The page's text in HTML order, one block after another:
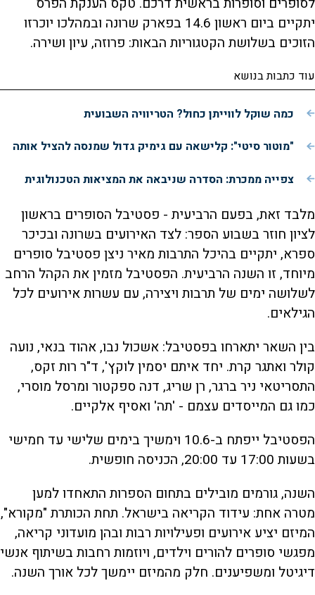
יתקיים ביום ראשון 14.6 בפארק שרונה ובמהלכו יוכרזו
הזוכים בשלושת הקטגוריות הבאות: פרוזה, עיון ושירה.
עוד כתבות בנושא
כמה שוקל לווייתן כחול? הטריוויה השבועית
"מוטור סיטי": קלישאה עם גימיק גדול שמנסה להציל אותה
צפייה ממכרת: הסדרה שניבאה את המציאות הטכנולוגית
מלבד זאת, בפעם הרביעית - פסטיבל הסופרים בראשון
לציון חוזר בשבוע הספר: לצד האירועים בשרונה ובכיכר
ספרא, יתקיים בהיכל התרבות מאיר ניצן פסטיבל סופרים
מיוחד, זו השנה הרביעית. הפסטיבל מזמין את הקהל הרחב
לשלושה ימים של תרבות ויצירה, עם עשרות אירועים לכל
הגילאים.
בין השאר יתארחו בפסטיבל: אשכול נבו, אהוד בנאי, נועה
קולר ואתגר קרת. יחד איתם יסמין לוקץ', ד"ר רות זקס,
התסריטאי ניר ברגר, רן שריג, דנה ספקטור ומרסל מוסרי,
כמו גם המייסדים עצמם - 'תה' ואסיף אלקיים.
הפסטיבל ייפתח ב-10.6 וימשיך בימים שלישי עד חמישי
בשעות 17:00 עד 20:00, הכניסה חופשית.
השנה, גורמים מובילים בתחום הספרות התאחדו למען
מטרה אחת: עידוד הקריאה בישראל. תחת הכותרת "מקורא",
המיזם יציע אירועים ופעילויות רבות ובהן מועדוני קריאה,
מפגשי סופרים להורים וילדים, ויוזמות רחבות בשיתוף אנשי
דיגיטל ומשפיענים. חלק מהמיזם יימשך לכל אורך השנה.